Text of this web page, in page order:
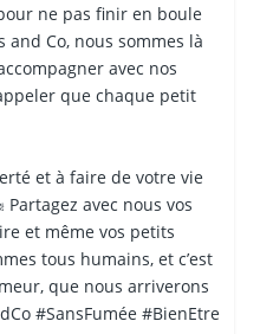
ne pas finir en boule
and Co, nous sommes là
avec nos
que chaque petit
et à faire de votre vie
avec nous vos
et même vos petits
tous humains, et c’est
que nous arriverons
#SansFumée #BienEtre